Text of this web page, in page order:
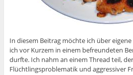
In diesem Beitrag möchte ich über
ich vor Kurzem in einem befreundeten
durfte. Ich nahm an einem Thread teil,
Flüchtlingsproblematik und aggressiver